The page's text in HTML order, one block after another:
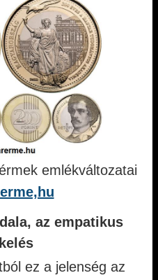
emlékváltozatai
az empatikus
ez a jelenség az